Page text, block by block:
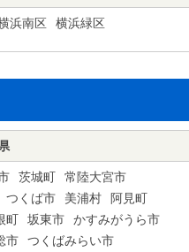
浜南区 横浜緑区
茨城町
常陸大宮市
つくば市 美浦村
阿見町
町 坂東市
かすみがうら市
市 つくばみらい市